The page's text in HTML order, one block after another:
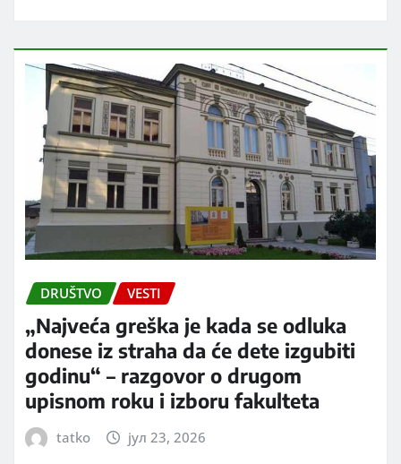
DRUŠTVO VESTI
„Najveća greška je kada se odluka
donese iz straha da će dete izgubiti
godinu“ – razgovor o drugom
upisnom roku i izboru fakulteta
tatko јул 23, 2026